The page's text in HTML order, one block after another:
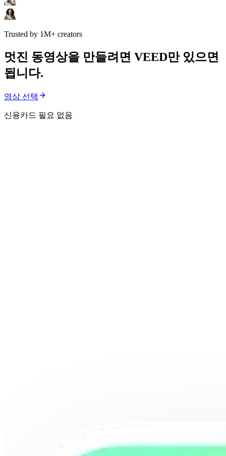
Trusted by 1M+ creators
멋진 동영상을 만들려면 VEED만 있으면
됩니다.
영상 선택
신용카드 필요 없음